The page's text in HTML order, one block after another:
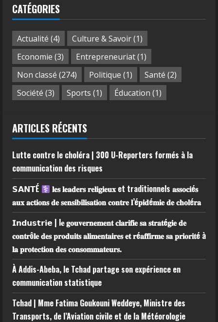
CATÉGORIES
Actualité (4) Culture & Savoir(1)
Economie (3) Entrepreneuriat(1)
Non classé (274) Politique (1) Santé (2)
Société (3) Sports (1) Éducation (1)
ARTICLES RÉCENTS
Lutte contre le choléra | 300 U-Reporters formés à la
communication des risques
𝗦𝗔𝗡𝗧É
𝐥𝐞𝐬 𝐥𝐞𝐚𝐝𝐞𝐫𝐬 𝐫𝐞𝐥𝐢𝐠𝐢𝐞𝐮𝐱 et traditionnels 𝐚𝐬𝐬𝐨𝐜𝐢é𝐬
𝐚𝐮𝐱 𝐚𝐜𝐭𝐢𝐨𝐧𝐬 𝐝𝐞 𝐬𝐞𝐧𝐬𝐢𝐛𝐢𝐥𝐢𝐬𝐚𝐭𝐢𝐨𝐧 𝐜𝐨𝐧𝐭𝐫𝐞 𝐥’é𝐩𝐢𝐝é𝐦𝐢𝐞 𝐝𝐞 𝐜𝐡𝐨𝐥é𝐫𝐚
𝗜𝗻𝗱𝘂𝘀𝘁𝗿𝗶𝗲 | l𝐞 𝐠𝐨𝐮𝐯𝐞𝐫𝐧𝐞𝐦𝐞𝐧𝐭 𝐜𝐥𝐚𝐫𝐢𝐟𝐢𝐞 𝐬𝐚 𝐬𝐭𝐫𝐚𝐭é𝐠𝐢𝐞 𝐝𝐞
𝐜𝐨𝐧𝐭𝐫ô𝐥𝐞 𝐝𝐞𝐬 𝐩𝐫𝐨𝐝𝐮𝐢𝐭𝐬 𝐚𝐥𝐢𝐦𝐞𝐧𝐭𝐚𝐢𝐫𝐞𝐬 𝐞𝐭 𝐫é𝐚𝐟𝐟𝐢𝐫𝐦𝐞 𝐬𝐚 𝐩𝐫𝐢𝐨𝐫𝐢𝐭é à
𝐥𝐚 𝐩𝐫𝐨𝐭𝐞𝐜𝐭𝐢𝐨𝐧 𝐝𝐞𝐬 𝐜𝐨𝐧𝐬𝐨𝐦𝐦𝐚𝐭𝐞𝐮𝐫𝐬.
À Addis-Abeba, le Tchad partage son expérience en
communication statistique
Tchad | Mme Fatima Goukouni Weddeye, Ministre des
Transports, de l’Aviation civile et de la Météorologie